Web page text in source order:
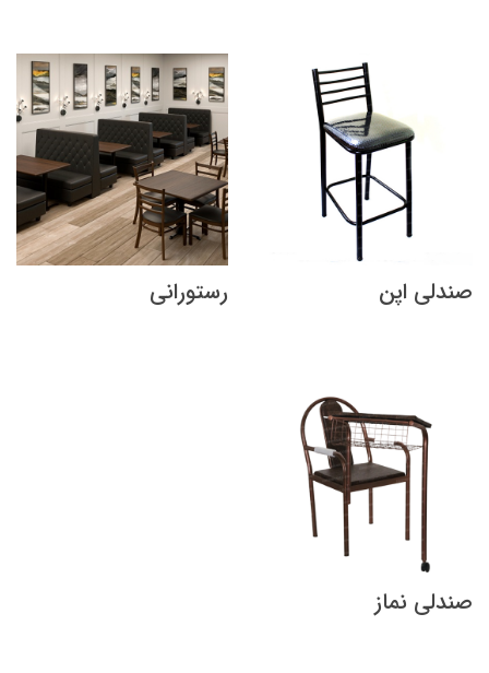
صندلی اپن رستورانی
صندلی نماز